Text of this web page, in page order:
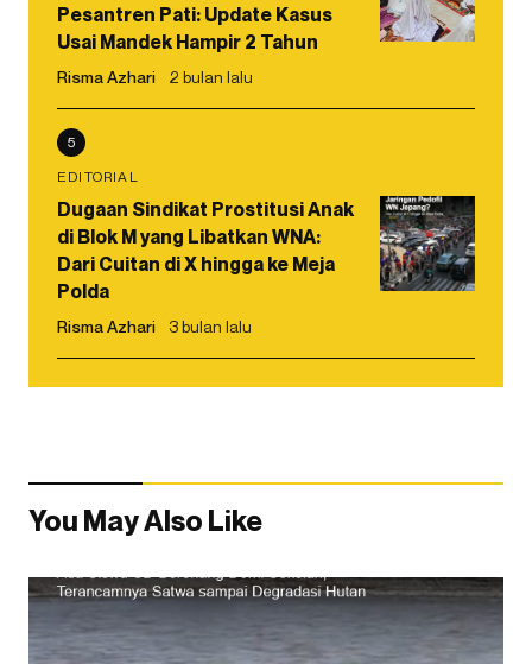
Pesantren Pati: Update Kasus
Usai Mandek Hampir 2 Tahun
Risma Azhari 2 bulan lalu
5
EDITORIAL
Dugaan Sindikat Prostitusi Anak
di Blok M yang Libatkan WNA:
Dari Cuitan di X hingga ke Meja
Polda
Risma Azhari 3 bulan lalu
You May Also Like